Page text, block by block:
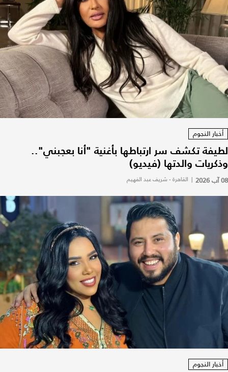
أخبار النجوم
لطيفة تكشف سر ارتباطها بأغنية "أنا بعجبني"..
وذكريات والدتها (فيديو)
08 آب 2026 | القاهرة - شريف عبد الفهيم
أخبار النجوم